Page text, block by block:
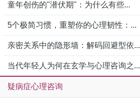
童年创伤的"潜伏期"：为什么有些...
5个极简习惯，重塑你的心理韧性：...
亲密关系中的隐形墙：解码回避型依...
当代年轻人为何在玄学与心理咨询之...
疑病症心理咨询